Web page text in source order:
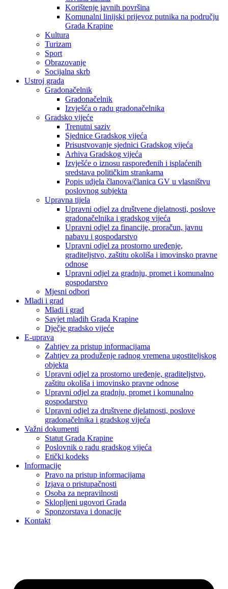
Korištenje javnih površina
Komunalni linijski prijevoz putnika na području
Grada Krapine
Kultura
Turizam
Sport
Obrazovanje
Socijalna skrb
Ustroj grada
Gradonačelnik
Gradonačelnik
Izvješća o radu gradonačelnika
Gradsko vijeće
Trenutni saziv
Sjednice Gradskog vijeća
Prisustvovanje sjednici Gradskog vijeća
Arhiva Gradskog vijeća
Izvješće o iznosu raspoređenih i isplaćenih
sredstava političkim strankama
Popis udjela članova/članica GV u vlasništvu
poslovnog subjekta
Upravna tijela
Upravni odjel za društvene djelatnosti, poslove
gradonačelnika i gradskog vijeća
Upravni odjel za financije, proračun, javnu
nabavu i gospodarstvo
Upravni odjel za prostorno uređenje,
graditeljstvo, zaštitu okoliša i imovinsko pravne
odnose
Upravni odjel za gradnju, promet i komunalno
gospodarstvo
Mjesni odbori
Mladi i grad
Mladi i grad
Savjet mladih Grada Krapine
Dječje gradsko vijeće
E-uprava
Zahtjev za pristup informacijama
Zahtjev za produženje radnog vremena ugostiteljskog
objekta
Upravni odjel za prostorno uređenje, graditeljstvo,
zaštitu okoliša i imovinsko pravne odnose
Upravni odjel za gradnju, promet i komunalno
gospodarstvo
Upravni odjel za društvene djelatnosti, poslove
gradonačelnika i gradskog vijeća
Važni dokumenti
Statut Grada Krapine
Poslovnik o radu gradskog vijeća
Etički kodeks
Informacije
Pravo na pristup informacijama
Izjava o pristupačnosti
Osoba za nepravilnosti
Sklopljeni ugovori Grada
Sponzorstava i donacije
Kontakt